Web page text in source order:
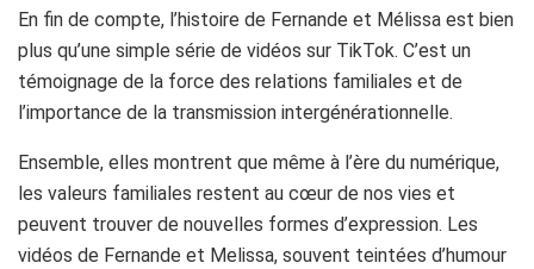
En fin de compte, l’histoire de Fernande et Mélissa est bien
plus qu’une simple série de vidéos sur TikTok. C’est un
témoignage de la force des relations familiales et de
l’importance de la transmission intergénérationnelle.
Ensemble, elles montrent que même à l’ère du numérique,
les valeurs familiales restent au cœur de nos vies et
peuvent trouver de nouvelles formes d’expression. Les
vidéos de Fernande et Melissa, souvent teintées d’humour